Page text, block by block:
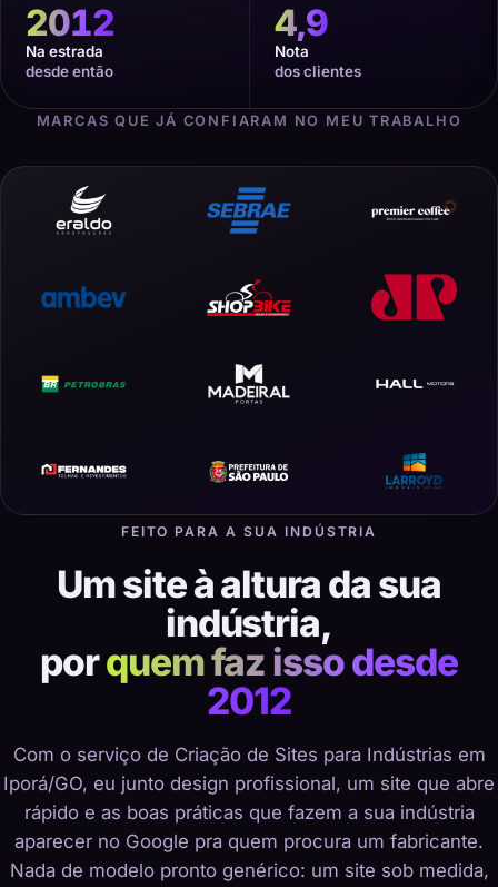
2012
Na estrada
desde então
4,9
Nota
dos clientes
MARCAS QUE JÁ CONFIARAM NO MEU TRABALHO
FEITO PARA A SUA INDÚSTRIA
Um site à altura da sua
indústria,
porquem faz isso desde
2012
Com o serviço de Criação de Sites para Indústrias em
Iporá/GO, eu junto design profissional, um site que abre
rápido e as boas práticas que fazem a sua indústria
aparecer no Google pra quem procura um fabricante.
Nada de modelo pronto genérico: um site sob medida,